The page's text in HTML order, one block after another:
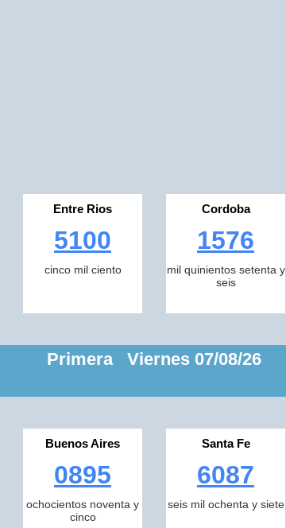
Entre Rios
5100
cinco mil ciento
Cordoba
1576
mil quinientos setenta y
seis
Primera Viernes 07/08/26
Buenos Aires
0895
ochocientos noventa y
cinco
Santa Fe
6087
seis mil ochenta y siete